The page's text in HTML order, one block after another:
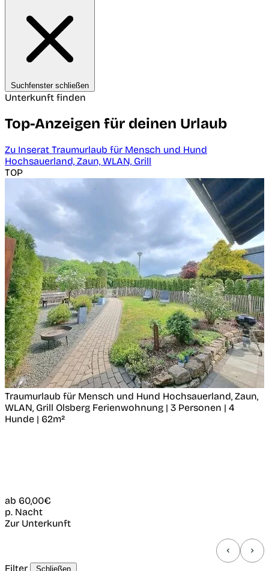
Suchfenster schließen
Unterkunft finden
Top-Anzeigen für deinen Urlaub
Zu Inserat Traumurlaub für Mensch und Hund
Hochsauerland, Zaun, WLAN, Grill
TOP
Traumurlaub für Mensch und Hund Hochsauerland, Zaun,
WLAN, Grill Olsberg Ferienwohnung | 3 Personen | 4
Hunde | 62m²
ab 60,00€
p. Nacht
Zur Unterkunft
Filter Schließen